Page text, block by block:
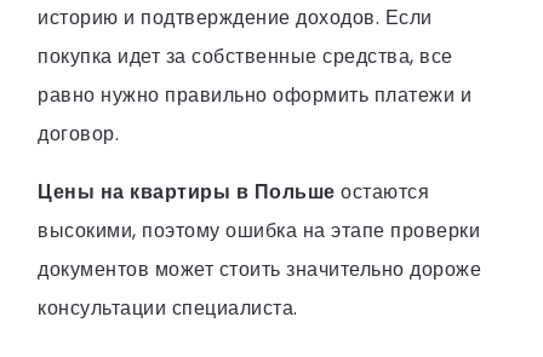
историю и подтверждение доходов. Если
покупка идет за собственные средства, все
равно нужно правильно оформить платежи и
договор.
Цены на квартиры в Польше остаются
высокими, поэтому ошибка на этапе проверки
документов может стоить значительно дороже
консультации специалиста.